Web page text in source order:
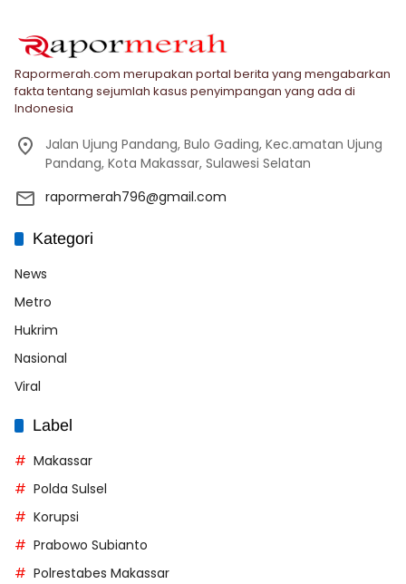
Rapormerah.com merupakan portal berita yang mengabarkan
fakta tentang sejumlah kasus penyimpangan yang ada di
Indonesia
Jalan Ujung Pandang, Bulo Gading, Kec.amatan Ujung
Pandang, Kota Makassar, Sulawesi Selatan
rapormerah796@gmail.com
Kategori
News
Metro
Hukrim
Nasional
Viral
Label
Makassar
Polda Sulsel
Korupsi
Prabowo Subianto
Polrestabes Makassar